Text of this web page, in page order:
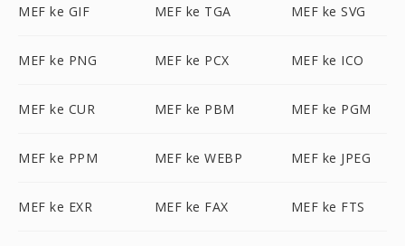
MEF ke GIF MEF ke TGA MEF ke SVG
MEF ke PNG MEF ke PCX MEF ke ICO
MEF ke CUR MEF ke PBM MEF ke PGM
MEF ke PPM MEF ke WEBP MEF ke JPEG
MEF ke EXR MEF ke FAX MEF ke FTS